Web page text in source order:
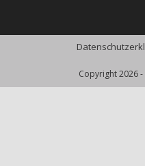
Copyright 2026 -